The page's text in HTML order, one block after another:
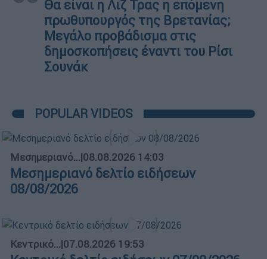
Θα είναι η Λιζ Τρας η επόμενη
πρωθυπουργός της Βρετανίας;
Μεγάλο προβάδισμα στις
δημοσκοπήσεις έναντι του Ρίσι
Σουνάκ
POPULAR VIDEOS
Μεσημεριανό...|08.08.2026 14:03
Μεσημεριανό δελτίο ειδήσεων
08/08/2026
Κεντρικό...|07.08.2026 19:53